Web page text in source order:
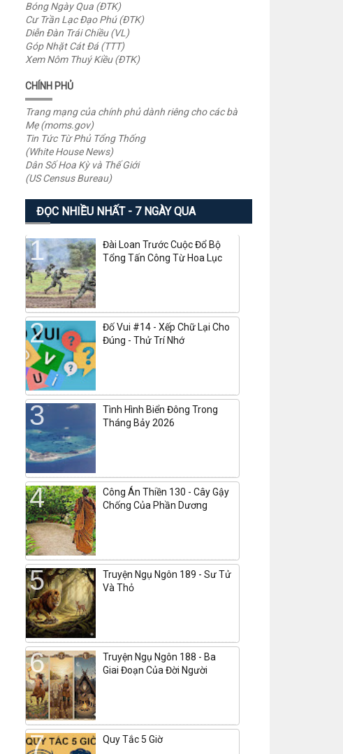
Bóng Ngày Qua (ĐTK)
Cư Trần Lạc Đạo Phú (ĐTK)
Diễn Đàn Trái Chiều (VL)
Góp Nhặt Cát Đá (TTT)
Xem Nôm Thuý Kiều (ĐTK)
CHÍNH PHỦ
Trang mạng của chính phủ dành riêng cho các bà
Mẹ (moms.gov)
Tin Tức Từ Phủ Tổng Thống
(White House News)
Dân Số Hoa Kỳ và Thế Giới
(US Census Bureau)
ĐỌC NHIỀU NHẤT - 7 NGÀY QUA
Đài Loan Trước Cuộc Đổ Bộ
Tổng Tấn Công Từ Hoa Lục
Đố Vui #14 - Xếp Chữ Lại Cho
Đúng - Thử Trí Nhớ
Tình Hình Biển Đông Trong
Tháng Bảy 2026
Công Án Thiền 130 - Cây Gậy
Chống Của Phần Dương
Truyện Ngụ Ngôn 189 - Sư Tử
Và Thỏ
Truyện Ngụ Ngôn 188 - Ba
Giai Đoạn Của Đời Người
Quy Tắc 5 Giờ